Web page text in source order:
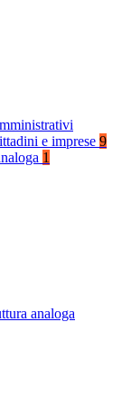
e imprese 9
1
analoga